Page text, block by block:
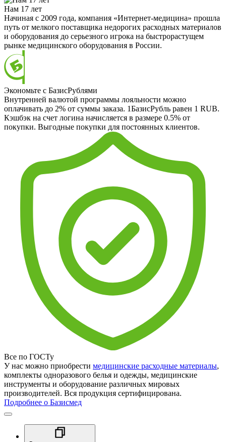
Нам 17 лет
Начиная с 2009 года, компания «Интернет-медицина» прошла
путь от мелкого поставщика недорогих расходных материалов
и оборудования до серьезного игрока на быстрорастущем
рынке медицинского оборудования в России.
Экономьте с БазисРублями
Внутренней валютой программы лояльности можно
оплачивать до 2% от суммы заказа. 1БазисРубль равен 1 RUB.
Кэшбэк на счет логина начисляется в размере 0.5% от
покупки. Выгодные покупки для постоянных клиентов.
Все по ГОСТу
У нас можно приобрести медицинские расходные материалы,
комплекты одноразового белья и одежды, медицинские
инструменты и оборудование различных мировых
производителей. Вся продукция сертифицирована.
Подробнее о Базисмед